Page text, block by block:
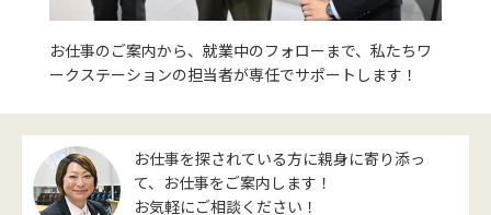
お仕事のご案内から、就業中のフォローまで、私たちワ
ークステーションの担当者が専任でサポートします！
お仕事を探されている方に親身に寄り添っ
て、お仕事をご案内します！
お気軽にご相談ください！